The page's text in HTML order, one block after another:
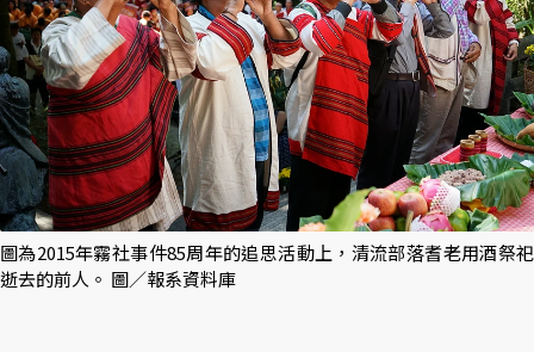
圖為2015年霧社事件85周年的追思活動上，清流部落耆老用酒祭祀
逝去的前人。 圖／報系資料庫